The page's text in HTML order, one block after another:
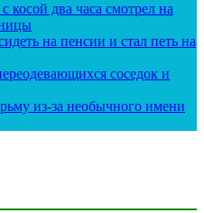
косой два часа смотрел на
на пенсии и стал петь на
соседок и
из-за необычного имени